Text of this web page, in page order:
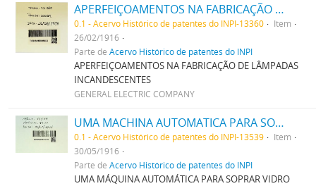
APERFEIÇOAMENTOS NA FABRICAÇÃO DE LAMPADAS INCANDESCENTES
0.1 - Acervo Histórico de patentes do INPI-13360
Item
26/02/1916
Parte deAcervo Histórico de patentes do INPI
APERFEIÇOAMENTOS NA FABRICAÇÃO DE LÂMPADAS
INCANDESCENTES
GENERAL ELECTRIC COMPANY
UMA MACHINA AUTOMATICA PARA SOPRAR VIDRO
0.1 - Acervo Histórico de patentes do INPI-13539
Item
30/05/1916
Parte deAcervo Histórico de patentes do INPI
UMA MÁQUINA AUTOMÁTICA PARA SOPRAR VIDRO